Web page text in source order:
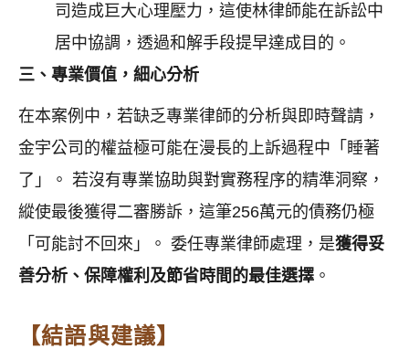
司造成巨大心理壓力，這使林律師能在訴訟中
居中協調，透過和解手段提早達成目的。
三、專業價值，細心分析
在本案例中，若缺乏專業律師的分析與即時聲請，
金宇公司的權益極可能在漫長的上訴過程中「睡著
了」。 若沒有專業協助與對實務程序的精準洞察，
縱使最後獲得二審勝訴，這筆256萬元的債務仍極
「可能討不回來」。 委任專業律師處理，是獲得妥
善分析、保障權利及節省時間的最佳選擇 。
【結語與建議】